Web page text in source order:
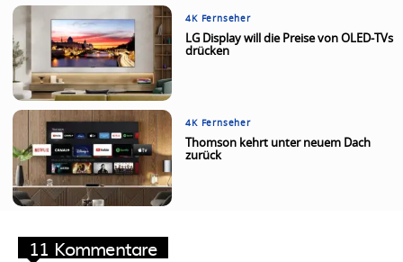
4K Fernseher
LG Display will die Preise von OLED-TVs
drücken
4K Fernseher
Thomson kehrt unter neuem Dach
zurück
11 Kommentare